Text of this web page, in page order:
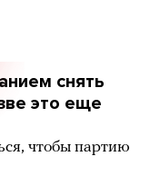
снять
это еще
чтобы партию